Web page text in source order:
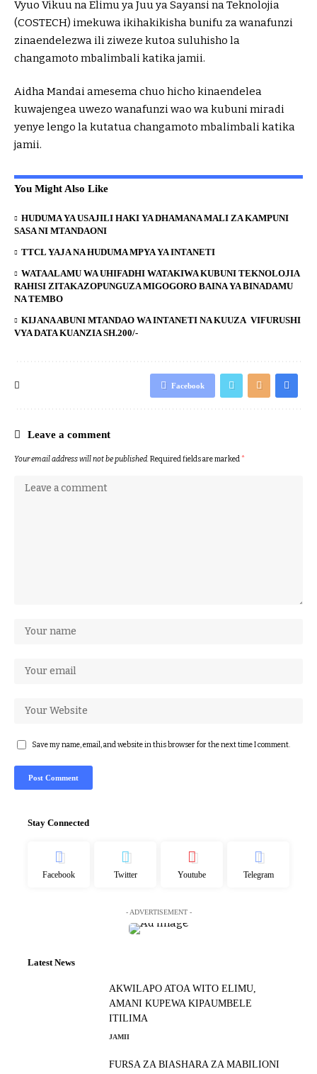
Vyuo Vikuu na Elimu ya Juu ya Sayansi na Teknolojia
(COSTECH) imekuwa ikihakikisha bunifu za wanafunzi
zinaendelezwa ili ziweze kutoa suluhisho la
changamoto mbalimbali katika jamii.
Aidha Mandai amesema chuo hicho kinaendelea
kuwajengea uwezo wanafunzi wao wa kubuni miradi
yenye lengo la kutatua changamoto mbalimbali katika
jamii.
You Might Also Like
HUDUMA YA USAJILI HAKI YA DHAMANA MALI ZA KAMPUNI
SASA NI MTANDAONI
TTCL YAJA NA HUDUMA MPYA YA INTANETI
WATAALAMU WA UHIFADHI WATAKIWA KUBUNI TEKNOLOJIA
RAHISI ZITAKAZOPUNGUZA MIGOGORO BAINA YA BINADAMU
NA TEMBO
KIJANA ABUNI MTANDAO WA INTANETI NA KUUZA VIFURUSHI
VYA DATA KUANZIA SH.200/-
Facebook
Leave a comment
Your email address will not be published.Required fields are marked*
Save my name, email, and website in this browser for the next time I comment.
Stay Connected
Facebook Twitter Youtube Telegram
- ADVERTISEMENT -
Latest News
AKWILAPO ATOA WITO ELIMU,
AMANI KUPEWA KIPAUMBELE
ITILIMA
JAMII
FURSA ZA BIASHARA ZA MABILIONI